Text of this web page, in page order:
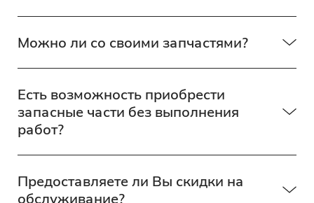
Можно ли со своими запчастями?
Есть возможность приобрести
запасные части без выполнения
работ?
Предоставляете ли Вы скидки на
обслуживание?